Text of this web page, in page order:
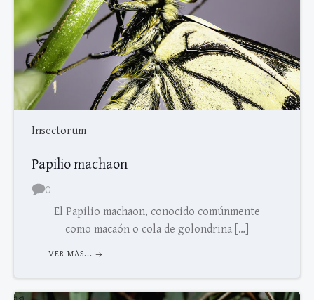
Insectorum
Papilio machaon
0
El Papilio machaon, conocido comúnmente
como macaón o cola de golondrina […]
VER MAS...